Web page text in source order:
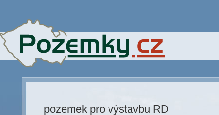
pozemek pro výstavbu RD